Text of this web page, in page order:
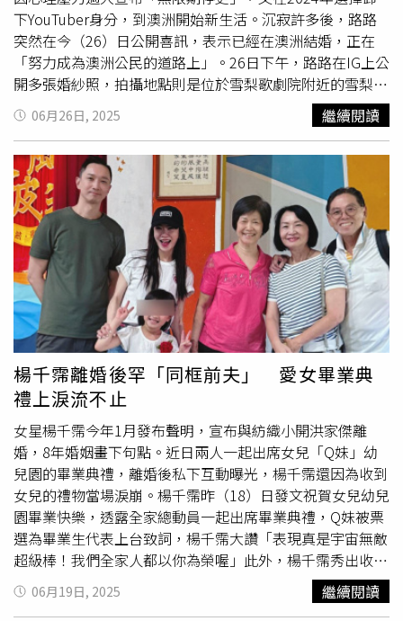
忙，這次她獨挑大梁，帶著肚中寶寶一起參與盛會，已確定
不會穿高跟鞋主持，但會不會在典禮上大開自己懷孕的玩
笑，也成為當天典禮的亮點之一。
下YouTuber身分，到澳洲開始新生活。沉寂許多後，路路
突然在今（26）日公開喜訊，表示已經在澳洲結婚，正在
「努力成為澳洲公民的道路上」。26日下午，路路在IG上公
開多張婚紗照，拍攝地點則是位於雪梨歌劇院附近的雪梨皇
家植物園。她在照片中與老公幸福合影，並寫下：「台灣單
身，澳洲已婚是什麼體驗？說的就是我～」並表示自己正在
少粉絲又驚又喜，紛紛留言：「想說很久沒看到妳了，恭
喜！」、「恭喜路路，要幸福喔！」、「恭喜Lulu，在澳洲
過得好就太好了！」許多女網紅包括「反骨男孩」陳語謙、
奎丁，YouTuber「魚乾」、「陳比熊」，甚至「前同行」
大胃王小慧都紛紛現身留言寫下祝福。據《ETtoday星光
雲》報導，被問及與老公是如何結識時，路路自己在2024
年10月去雪梨找閨密，當時透過閨密介紹所認識。還表示：
「準確來說我們沒說要交往耶，但認識3個月就決定要結婚
了。」她還透露老公是在澳洲生活的台灣人，恰巧就住在她
的住處附近，認識後對方甚至都沒有特別大動作求婚，在緣
分驅使下就讓她動念決定嫁給對方。 在 Instagram 查看這
則貼文 從 Instagram 分享的貼文
06月26日, 2025 繼續閱讀
楊千霈離婚後罕「同框前夫」 愛女畢業典
禮上淚流不止
女星楊千霈今年1月發布聲明，宣布與紡織小開洪家傑離
婚，8年婚姻畫下句點。近日兩人一起出席女兒「Q妹」幼
兒園的畢業典禮，離婚後私下互動曝光，楊千霈還因為收到
女兒的禮物當場淚崩。楊千霈昨（18）日發文祝賀女兒幼兒
園畢業快樂，透露全家總動員一起出席畢業典禮，Q妹被票
選為畢業生代表上台致詞，楊千霈大讚「表現真是宇宙無敵
超級棒！我們全家人都以你為榮喔」此外，楊千霈秀出收到
女兒的卡片，上面寫著「謝謝你牽我的手陪我一起長大」，
讓楊千霈當場淚崩，整場畢業典禮眼淚滴不停。楊千霈也很
06月19日, 2025 繼續閱讀